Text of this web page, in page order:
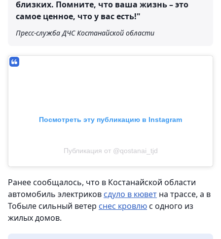
близких. Помните, что ваша жизнь – это
самое ценное, что у вас есть!"
Пресс-служба ДЧС Костанайской области
Посмотреть эту публикацию в Instagram
Публикация от @qostanai_tjd
Ранее сообщалось, что в Костанайской области
автомобиль электриков сдуло в кювет на трассе, а в
Тобыле сильный ветер снес кровлюс одного из
жилых домов.